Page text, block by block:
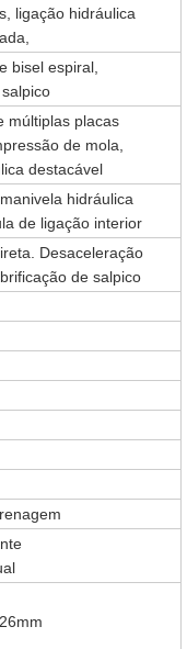
ligação hidráulica
bisel espiral,
múltiplas placas
de mola,
destacável
hidráulica
de ligação interior
Desaceleração
de salpico